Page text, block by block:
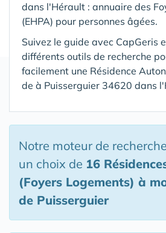
dans l'Hérault : annuaire des
(EHPA) pour personnes âgées.
Suivez le guide avec CapGeris
différents outils de recherche
facilement une Résidence
de à Puisserguier 34620 dans
Notre moteur de
un choix de 16
(Foyers Logements) à
de Puisserguier